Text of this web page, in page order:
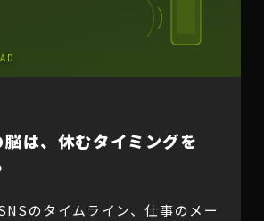
は、休むタイミングを
のタイムライン、仕事のメー